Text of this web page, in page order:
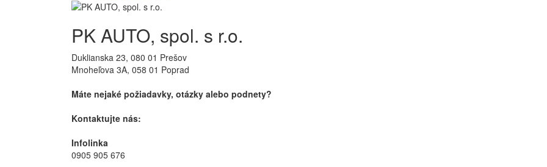
PK AUTO, spol. s r.o.
Duklianska 23, 080 01 Prešov
Mnoheľova 3A, 058 01 Poprad
Máte nejaké požiadavky, otázky alebo podnety?
Kontaktujte nás:
Infolinka
0905 905 676